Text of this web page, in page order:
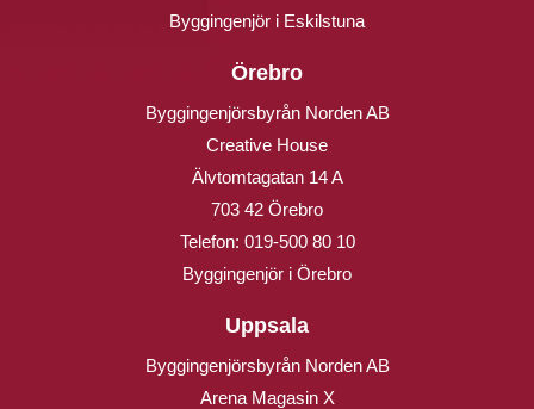
Byggingenjör i Eskilstuna
Örebro
Byggingenjörsbyrån Norden AB
Creative House
Älvtomtagatan 14 A
703 42 Örebro
Telefon: 019-500 80 10
Byggingenjör i Örebro
Uppsala
Byggingenjörsbyrån Norden AB
Arena Magasin X